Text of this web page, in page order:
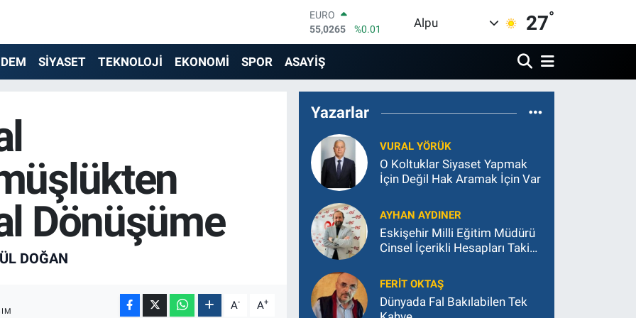
STERLİN
64,1897
%0.02
GRAM ALTIN
6574.81
BİST100
64.360,53
%-0.76
47,7069
%0.17
EURO
55,0265
%0.01
Alpu 27°
SİYASET TEKNOLOJİ EKONOMİ SPOR ASAYİŞ
Dönüşüme
DOĞAN
A- A+
Yazarlar
VURAL YÖRÜK
O Koltuklar Siyaset Yapmak
İçin Değil Hak Aramak İçin Var
AYHAN AYDINER
Eskişehir Milli Eğitim Müdürü
Cinsel İçerikli Hesapları Takip
FERIT OKTAŞ
Dünyada Fal Bakılabilen Tek